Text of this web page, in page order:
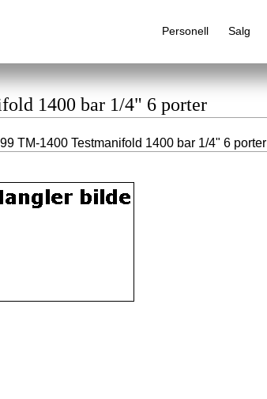
Personell Salg
1400 bar 1/4" 6 porter
TM-1400 Testmanifold 1400 bar 1/4" 6 porter